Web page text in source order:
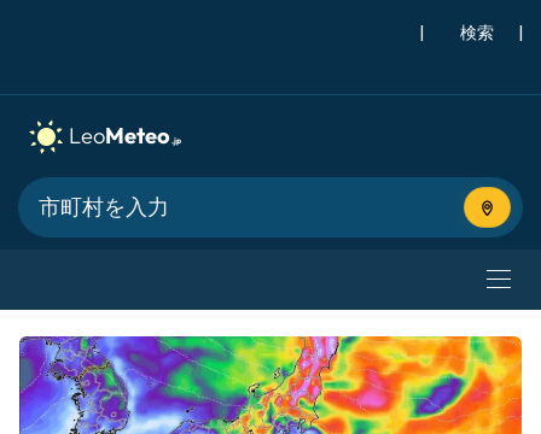
| |
現在地